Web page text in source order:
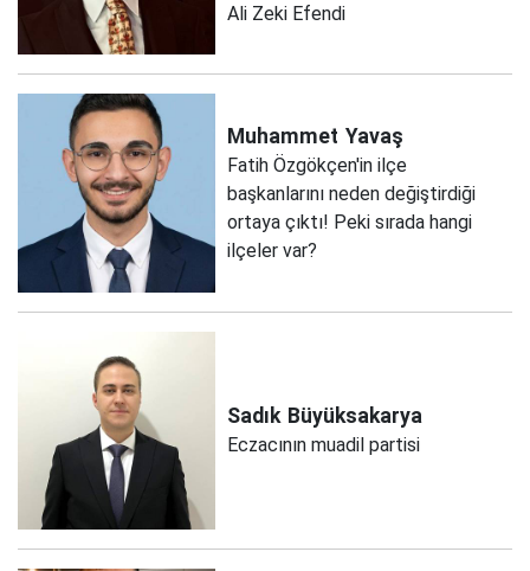
Ali Zeki Efendi
Muhammet Yavaş
Fatih Özgökçen'in ilçe
başkanlarını neden değiştirdiği
ortaya çıktı! Peki sırada hangi
ilçeler var?
Sadık Büyüksakarya
Eczacının muadil partisi